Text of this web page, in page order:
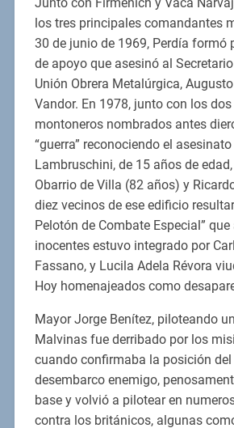
los tres principales comandantes
30 de junio de 1969, Perdía formó
de apoyo que asesinó al
Unión Obrera Metalúrgica,
Vandor. En 1978, junto con los
montoneros nombrados antes
“guerra” reconociendo el
Lambruschini, de 15 años de
Obarrio de Villa (82 años) y
diez vecinos de ese edificio
Pelotón de Combate Especial”
inocentes estuvo integrado por
Fassano, y Lucila Adela Révora
Hoy homenajeados como
Mayor Jorge Benítez, piloteando
Malvinas fue derribado por los
cuando confirmaba la posición del
desembarco enemigo,
base y volvió a pilotear en
contra los británicos, algunas